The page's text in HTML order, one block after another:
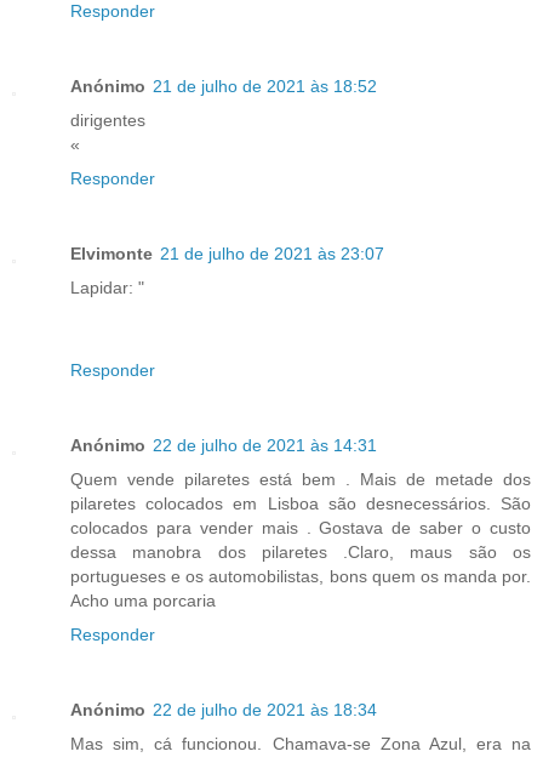
Responder
Anónimo 21 de julho de 2021 às 18:52
dirigentes
«
Responder
Elvimonte 21 de julho de 2021 às 23:07
Lapidar: "
Responder
Anónimo 22 de julho de 2021 às 14:31
Quem vende pilaretes está bem . Mais de metade dos
pilaretes colocados em Lisboa são desnecessários. São
colocados para vender mais . Gostava de saber o custo
dessa manobra dos pilaretes .Claro, maus são os
portugueses e os automobilistas, bons quem os manda por.
Acho uma porcaria
Responder
Anónimo 22 de julho de 2021 às 18:34
Mas sim, cá funcionou. Chamava-se Zona Azul, era na